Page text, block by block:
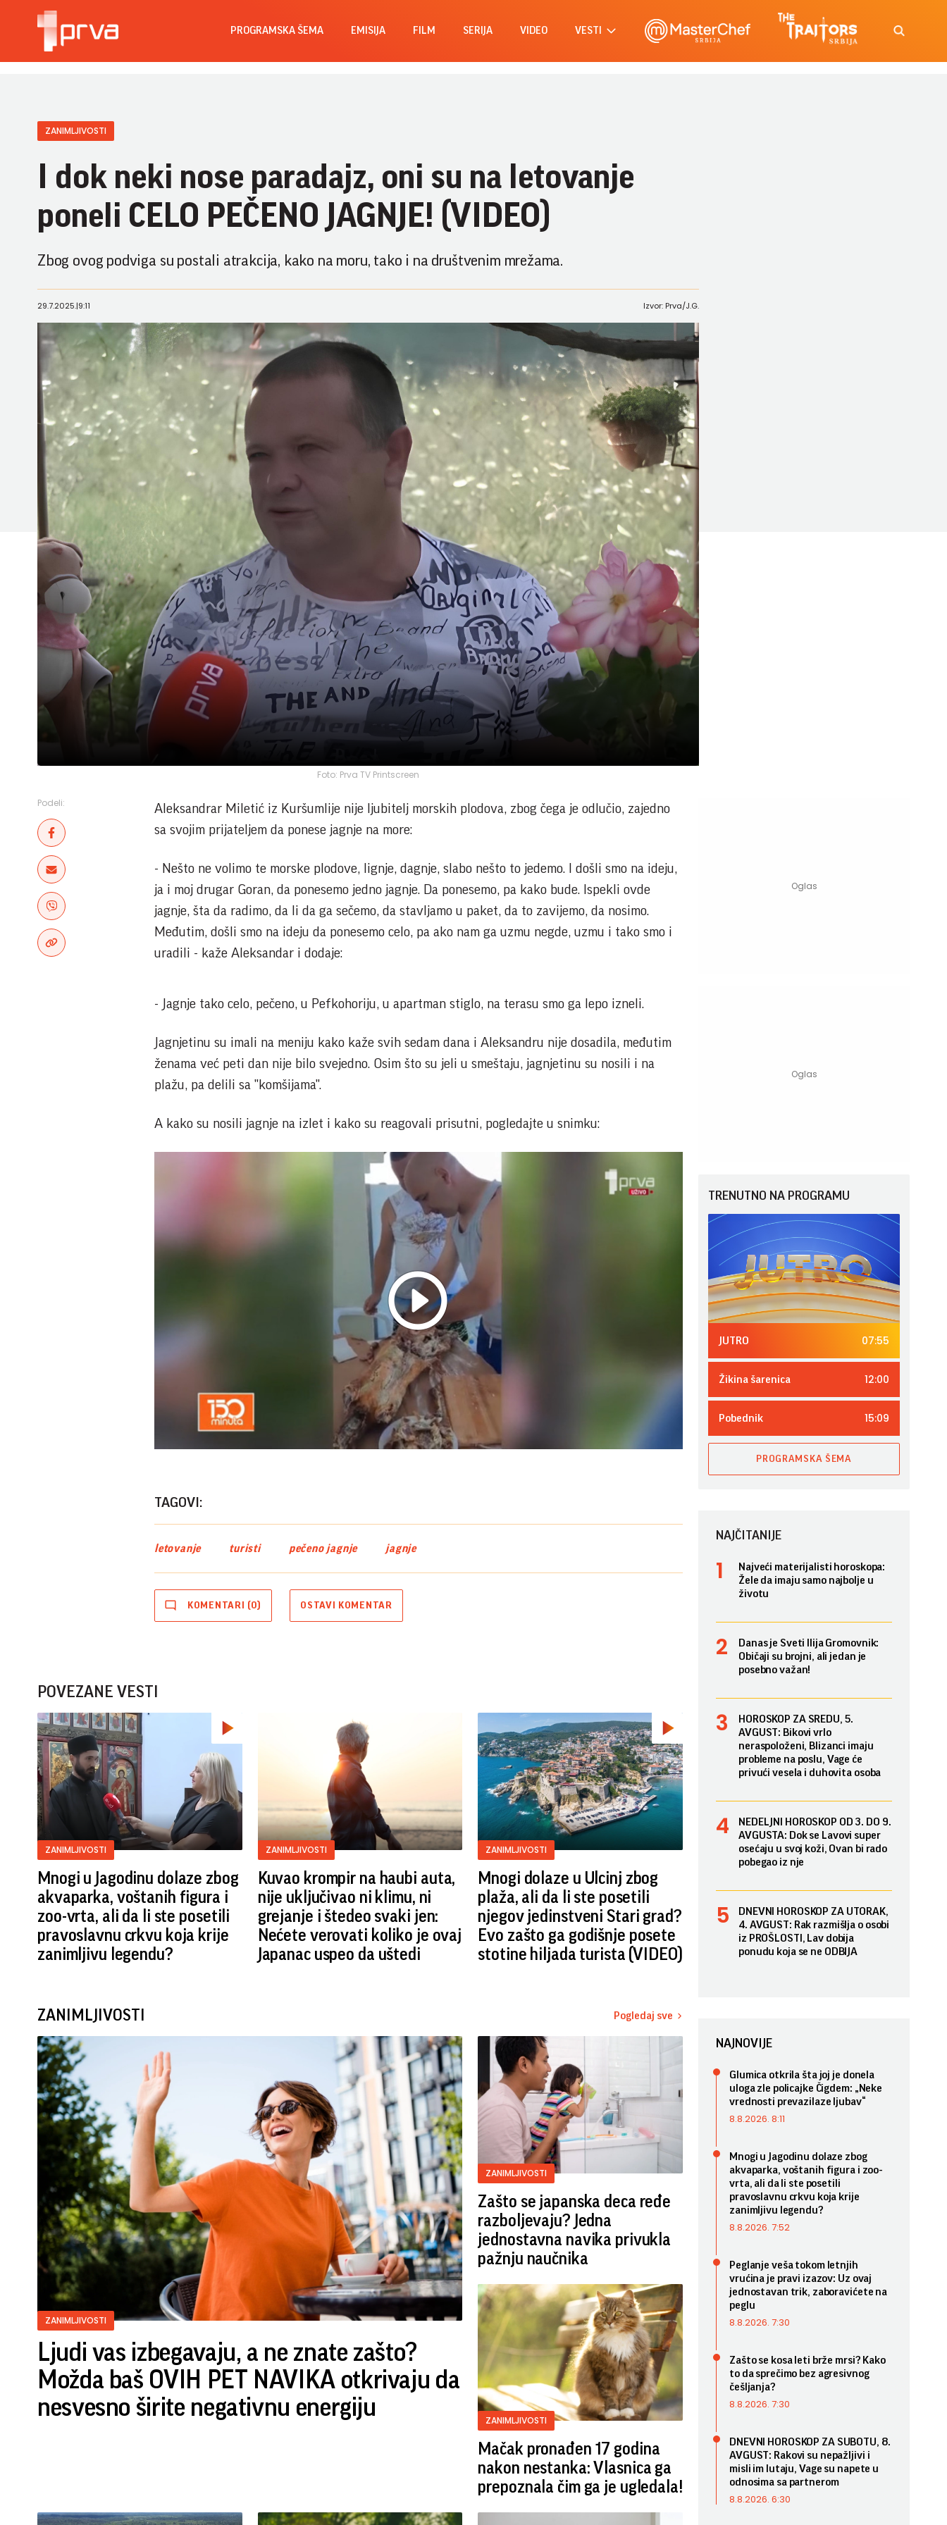
PROGRAMSKA ŠEMA EMISIJA FILM SERIJA VIDEO VESTI
ZANIMLJIVOSTI
I dok neki nose paradajz, oni su na letovanje
poneli CELO PEČENO JAGNJE! (VIDEO)
Zbog ovog podviga su postali atrakcija, kako na moru, tako i na društvenim mrežama.
Foto: Prva TV Printscreen
29.7.2025.|9:11 Izvor: Prva/J.G.
Podeli:
Aleksandrar Miletić iz Kuršumlije nije ljubitelj morskih plodova, zbog čega je odlučio, zajedno
sa svojim prijateljem da ponese jagnje na more:
- Nešto ne volimo te morske plodove, lignje, dagnje, slabo nešto to jedemo. I došli smo na ideju,
ja i moj drugar Goran, da ponesemo jedno jagnje. Da ponesemo, pa kako bude. Ispekli ovde
jagnje, šta da radimo, da li da ga sečemo, da stavljamo u paket, da to zavijemo, da nosimo.
Međutim, došli smo na ideju da ponesemo celo, pa ako nam ga uzmu negde, uzmu i tako smo i
uradili - kaže Aleksandar i dodaje:
- Jagnje tako celo, pečeno, u Pefkohoriju, u apartman stiglo, na terasu smo ga lepo izneli.
Jagnjetinu su imali na meniju kako kaže svih sedam dana i Aleksandru nije dosadila, međutim
ženama već peti dan nije bilo svejedno. Osim što su jeli u smeštaju, jagnjetinu su nosili i na
plažu, pa delili sa "komšijama".
A kako su nosili jagnje na izlet i kako su reagovali prisutni, pogledajte u snimku:
Play
Video
TAGOVI:
letovanje turisti pečeno jagnje jagnje
KOMENTARI (0) OSTAVI KOMENTAR
POVEZANE VESTI
ZANIMLJIVOSTI
Mnogi u Jagodinu dolaze zbog
akvaparka, voštanih figura i
zoo-vrta, ali da li ste posetili
pravoslavnu crkvu koja krije
zanimljivu legendu?
ZANIMLJIVOSTI
Kuvao krompir na haubi auta,
nije uključivao ni klimu, ni
grejanje i štedeo svaki jen:
Nećete verovati koliko je ovaj
Japanac uspeo da uštedi
ZANIMLJIVOSTI
Mnogi dolaze u Ulcinj zbog
plaža, ali da li ste posetili
njegov jedinstveni Stari grad?
Evo zašto ga godišnje posete
stotine hiljada turista (VIDEO)
ZANIMLJIVOSTI Pogledaj sve
ZANIMLJIVOSTI
Ljudi vas izbegavaju, a ne znate zašto?
Možda baš OVIH PET NAVIKA otkrivaju da
nesvesno širite negativnu energiju
ZANIMLJIVOSTI
Zašto se japanska deca ređe
razboljevaju? Jedna
jednostavna navika privukla
pažnju naučnika
ZANIMLJIVOSTI
Mačak pronađen 17 godina
nakon nestanka: Vlasnica ga
prepoznala čim ga je ugledala!
TRENUTNO NA PROGRAMU
JUTRO 07:55
Žikina šarenica 12:00
Pobednik 15:09
PROGRAMSKA ŠEMA
NAJČITANIJE
Najveći materijalisti horoskopa:
Žele da imaju samo najbolje u
životu
Danas je Sveti Ilija Gromovnik:
Običaji su brojni, ali jedan je
posebno važan!
HOROSKOP ZA SREDU, 5.
AVGUST: Bikovi vrlo
neraspoloženi, Blizanci imaju
probleme na poslu, Vage će
privući vesela i duhovita osoba
NEDELJNI HOROSKOP OD 3. DO 9.
AVGUSTA: Dok se Lavovi super
osećaju u svoj koži, Ovan bi rado
pobegao iz nje
DNEVNI HOROSKOP ZA UTORAK,
4. AVGUST: Rak razmišlja o osobi
iz PROŠLOSTI, Lav dobija
ponudu koja se ne ODBIJA
NAJNOVIJE
Glumica otkrila šta joj je donela
uloga zle policajke Čigdem: „Neke
vrednosti prevazilaze ljubav“
8.8.2026. 8:11
Mnogi u Jagodinu dolaze zbog
akvaparka, voštanih figura i zoo-
vrta, ali da li ste posetili
pravoslavnu crkvu koja krije
zanimljivu legendu?
8.8.2026. 7:52
Peglanje veša tokom letnjih
vrućina je pravi izazov: Uz ovaj
jednostavan trik, zaboravićete na
peglu
8.8.2026. 7:30
Zašto se kosa leti brže mrsi? Kako
to da sprečimo bez agresivnog
češljanja?
8.8.2026. 7:30
DNEVNI HOROSKOP ZA SUBOTU, 8.
AVGUST: Rakovi su nepažljivi i
misli im lutaju, Vage su napete u
odnosima sa partnerom
8.8.2026. 6:30